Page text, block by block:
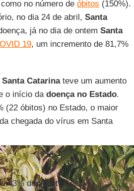
no número de óbitos (150%).
no dia 24 de abril, Santa
já no dia de ontem Santa
19, um incremento de 81,7%
Santa Catarinateve um aumento
o início da doença no Estado.
(22 óbitos) no Estado, o maior
chegada do vírus em Santa
43% dosóbitosestão